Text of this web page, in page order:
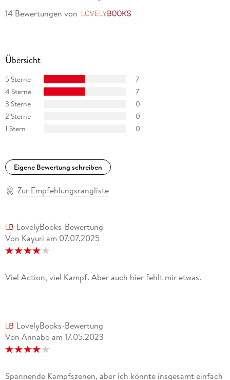
14 Bewertungen von
Übersicht
5 Sterne
7
4 Sterne
7
3 Sterne
0
2 Sterne
0
1 Stern
0
Eigene Bewertung schreiben
Zur Empfehlungsrangliste
LovelyBooks-Bewertung
Von Kayuri am 07.07.2025
Viel Action, viel Kampf. Aber auch hier fehlt mir etwas.
LovelyBooks-Bewertung
Von Annabo am 17.05.2023
Spannende Kampfszenen, aber ich könnte insgesamt einfach